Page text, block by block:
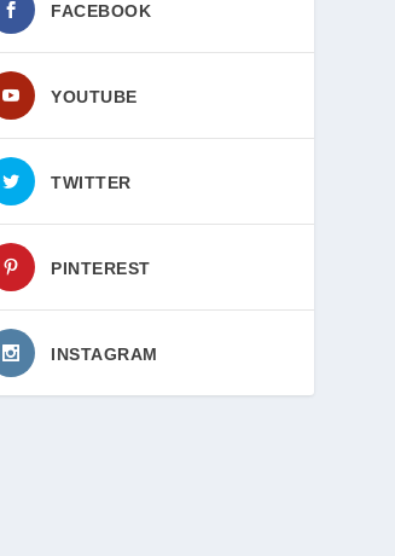
FACEBOOK
YOUTUBE
TWITTER
PINTEREST
INSTAGRAM